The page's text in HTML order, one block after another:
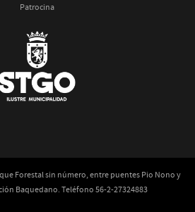
Patrocina
Forestal sin número, entre puentes Pio Nono y
Baquedano. Teléfono 56-2-27324883